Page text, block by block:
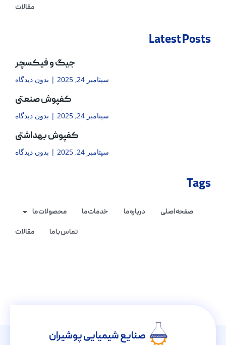
مقالات
Latest Posts
جیگ و فیکسچر
سپتامبر 24, 2025 بدون دیدگاه
کفپوش صنعتی
سپتامبر 24, 2025 بدون دیدگاه
کفپوش بهداشتی
سپتامبر 24, 2025 بدون دیدگاه
Tags
صفحه اصلی درباره ما خدمات ما
محصولات ما
تماس با ما
مقالات
صنایع شیمیایی پوشیران